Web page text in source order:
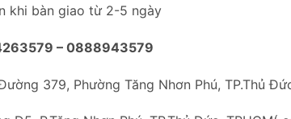
khi bàn giao từ 2-5 ngày
–0888943579
379, Phường Tăng Nhơn Phú, TP.Thủ